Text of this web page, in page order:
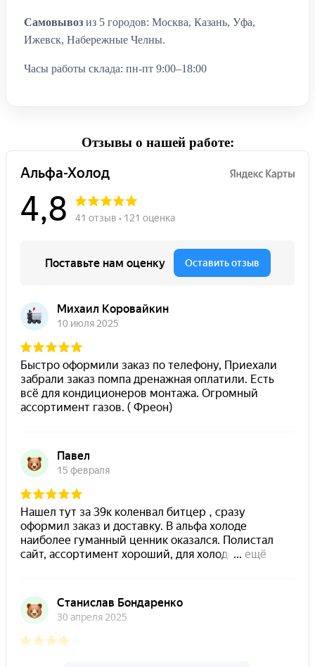
Самовывоз из 5 городов: Москва, Казань, Уфа,
Ижевск, Набережные Челны.
Часы работы склада: пн-пт 9:00–18:00
Отзывы о нашей работе: